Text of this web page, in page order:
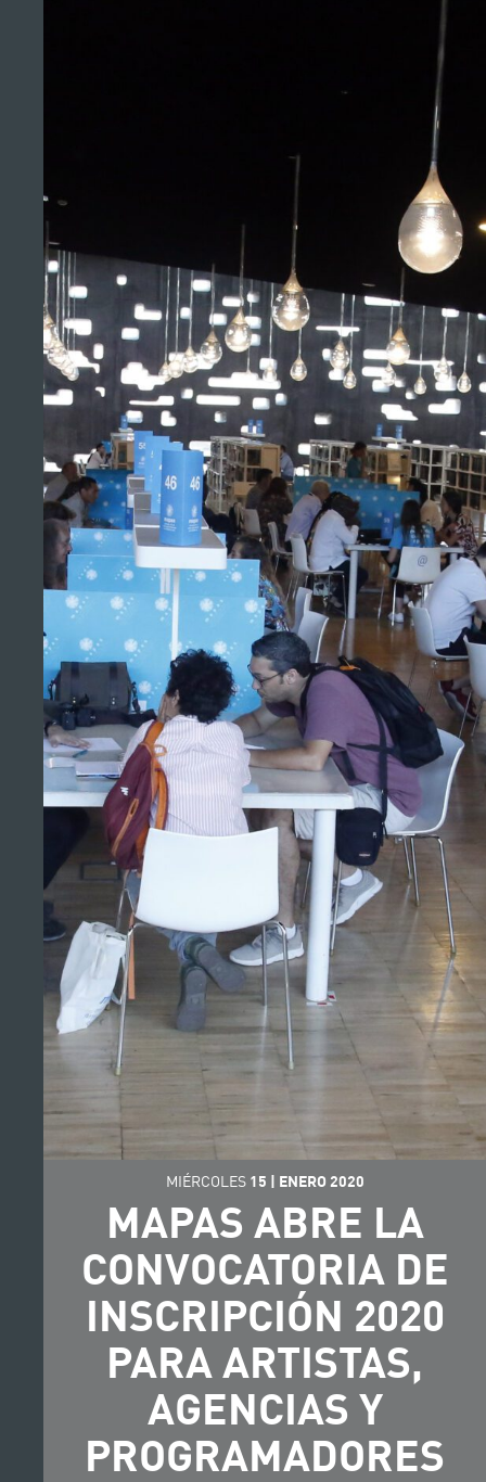
MIÉRCOLES 15 | ENERO 2020
MAPAS ABRE LA
CONVOCATORIA DE
INSCRIPCIÓN 2020
PARA ARTISTAS,
AGENCIAS Y
PROGRAMADORES